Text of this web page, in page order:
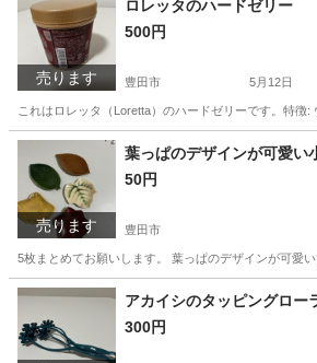
売ります
ロレッタのハードゼリー
500円
豊田市 5月12日
これはロレッタ（Loretta）のハードゼリーです。特
愛知 豊田市 ヘアケア ベタ
売ります
葉っぱのデザインが可愛
50円
豊田市
5枚まとめてお願いします。 葉っぱのデザインが可愛
愛知 豊田市 食器 小皿
アカイシのタッピングロー
300円